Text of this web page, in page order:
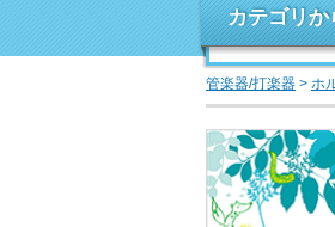
カテゴリか
管楽器/打楽器 > ホ